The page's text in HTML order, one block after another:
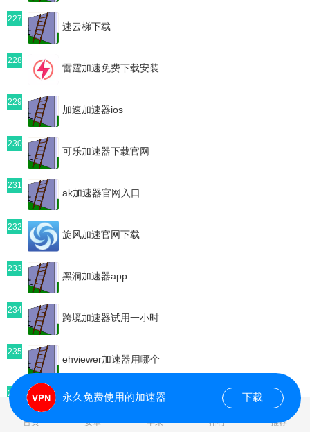
227
速云梯下载
228
雷霆加速免费下载安装
229
加速加速器ios
230
可乐加速器下载官网
231
ak加速器官网入口
232
旋风加速官网下载
233
黑洞加速器app
234
跨境加速器试用一小时
235
ehviewer加速器用哪个
236
原子加速器安卓版
首页 安卓 苹果 排行 推荐
永久免费使用的加速器 下载